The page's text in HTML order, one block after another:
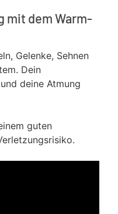
mit dem Warm-
Gelenke, Sehnen
Dein
deine Atmung
guten